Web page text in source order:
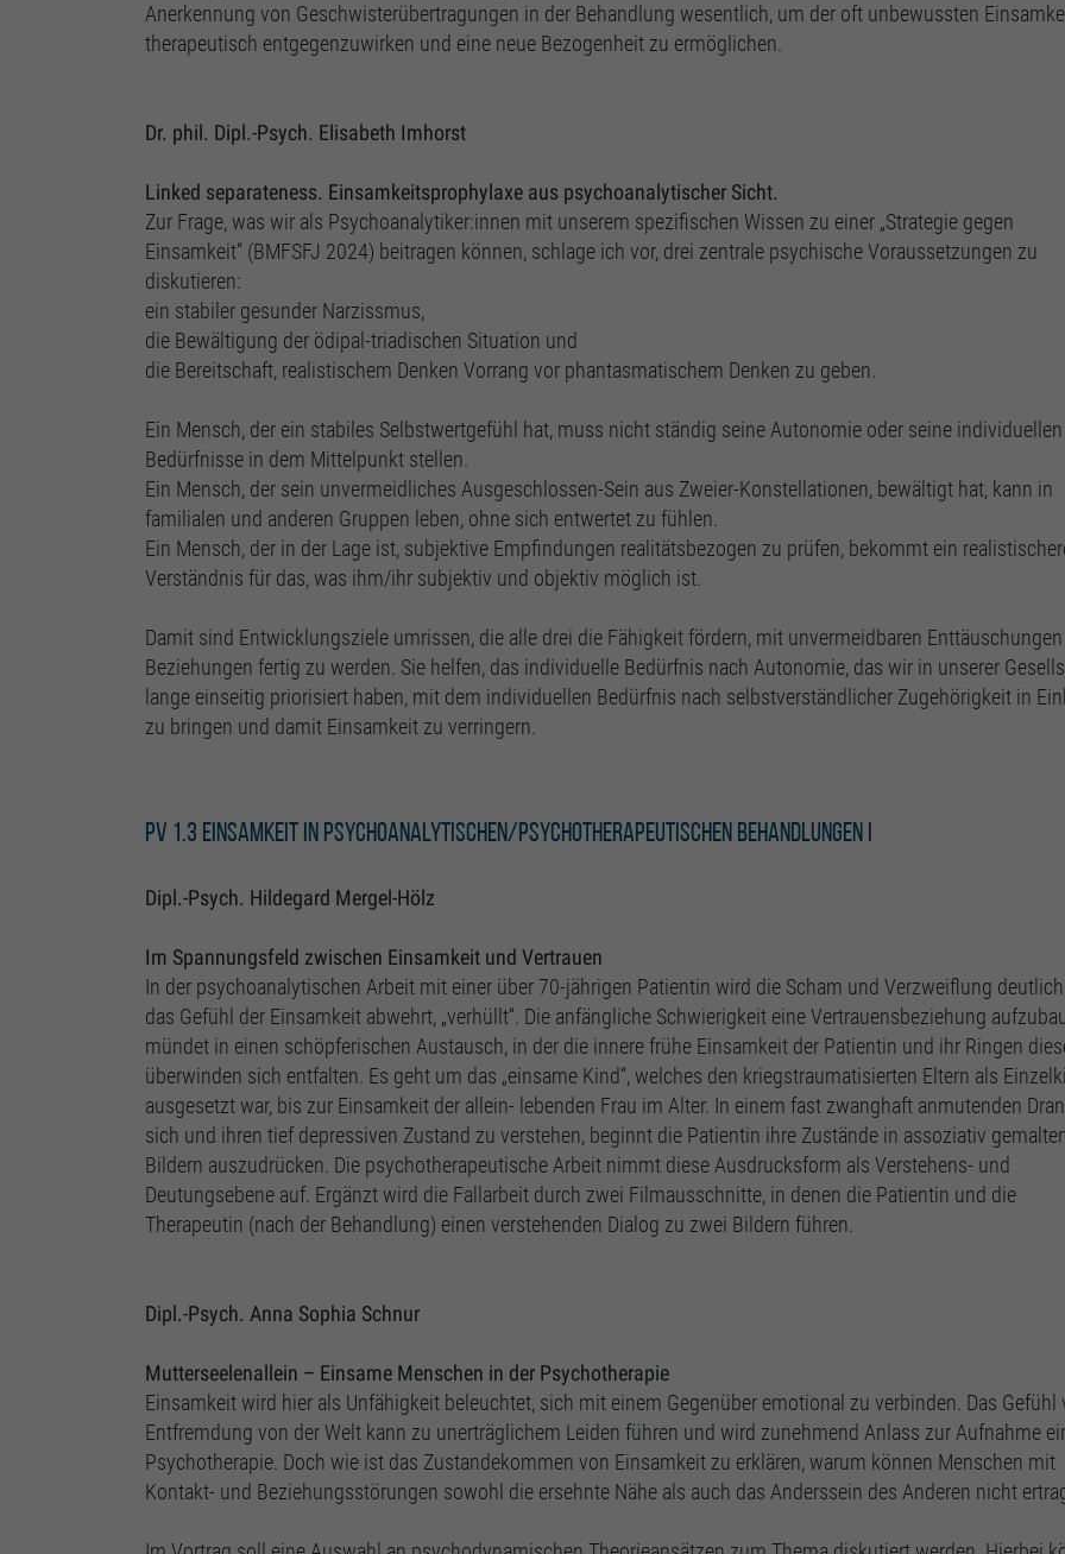
Anerkennung von Geschwisterübertragungen in der Behandlung wesentlich, um der oft unbewussten
therapeutisch entgegenzuwirken und eine neue Bezogenheit zu ermöglichen.
Dr. phil. Dipl.-Psych. Elisabeth Imhorst
Linked separateness. Einsamkeitsprophylaxe aus psychoanalytischer Sicht.
Zur Frage, was wir als Psychoanalytiker:innen mit unserem spezifischen Wissen zu einer „Strategie gegen
Einsamkeit“ (BMFSFJ 2024) beitragen können, schlage ich vor, drei zentrale psychische Voraussetzungen zu
diskutieren:
ein stabiler gesunder Narzissmus,
die Bewältigung der ödipal-triadischen Situation und
die Bereitschaft, realistischem Denken Vorrang vor phantasmatischem Denken zu geben.
Ein Mensch, der ein stabiles Selbstwertgefühl hat, muss nicht ständig seine Autonomie oder seine individuellen
Bedürfnisse in dem Mittelpunkt stellen.
Ein Mensch, der sein unvermeidliches Ausgeschlossen-Sein aus Zweier-Konstellationen, bewältigt hat, kann in
familialen und anderen Gruppen leben, ohne sich entwertet zu fühlen.
Ein Mensch, der in der Lage ist, subjektive Empfindungen realitätsbezogen zu prüfen, bekommt ein
Verständnis für das, was ihm/ihr subjektiv und objektiv möglich ist.
Damit sind Entwicklungsziele umrissen, die alle drei die Fähigkeit fördern, mit unvermeidbaren
Beziehungen fertig zu werden. Sie helfen, das individuelle Bedürfnis nach Autonomie, das wir in unserer
lange einseitig priorisiert haben, mit dem individuellen Bedürfnis nach selbstverständlicher Zugehörigkeit in
zu bringen und damit Einsamkeit zu verringern.
PV 1.3 Einsamkeit in psychoanalytischen/psychotherapeutischen Behandlungen I
Dipl.-Psych. Hildegard Mergel-Hölz
Im Spannungsfeld zwischen Einsamkeit und Vertrauen
In der psychoanalytischen Arbeit mit einer über 70-jährigen Patientin wird die Scham und Verzweiflung
das Gefühl der Einsamkeit abwehrt, „verhüllt“. Die anfängliche Schwierigkeit eine Vertrauensbeziehung
mündet in einen schöpferischen Austausch, in der die innere frühe Einsamkeit der Patientin und ihr Ringen
überwinden sich entfalten. Es geht um das „einsame Kind“, welches den kriegstraumatisierten Eltern als
ausgesetzt war, bis zur Einsamkeit der allein- lebenden Frau im Alter. In einem fast zwanghaft anmutenden
sich und ihren tief depressiven Zustand zu verstehen, beginnt die Patientin ihre Zustände in assoziativ
Bildern auszudrücken. Die psychotherapeutische Arbeit nimmt diese Ausdrucksform als Verstehens- und
Deutungsebene auf. Ergänzt wird die Fallarbeit durch zwei Filmausschnitte, in denen die Patientin und die
Therapeutin (nach der Behandlung) einen verstehenden Dialog zu zwei Bildern führen.
Dipl.-Psych. Anna Sophia Schnur
Mutterseelenallein – Einsame Menschen in der Psychotherapie
Einsamkeit wird hier als Unfähigkeit beleuchtet, sich mit einem Gegenüber emotional zu verbinden. Das Gefühl
Entfremdung von der Welt kann zu unerträglichem Leiden führen und wird zunehmend Anlass zur Aufnahme
Psychotherapie. Doch wie ist das Zustandekommen von Einsamkeit zu erklären, warum können Menschen mit
Kontakt- und Beziehungsstörungen sowohl die ersehnte Nähe als auch das Anderssein des Anderen nicht